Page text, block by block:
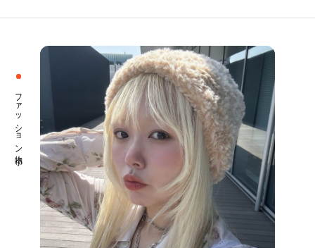
ファッション小物